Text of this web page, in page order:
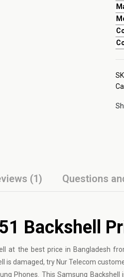
(1) Questions
Backshell
at the best price in Bangladesh
is damaged, try Nur Telecom
Phones. This Samsung